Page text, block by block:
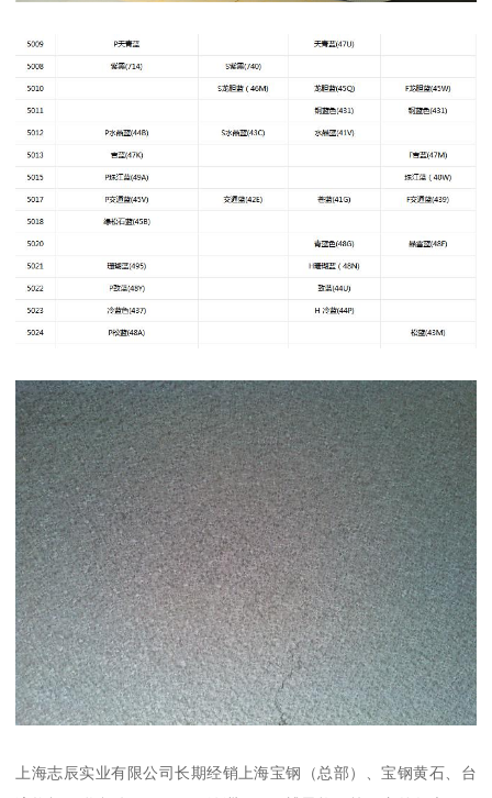
上海志辰实业有限公司长期经销上海宝钢（总部）、宝钢黄石、台